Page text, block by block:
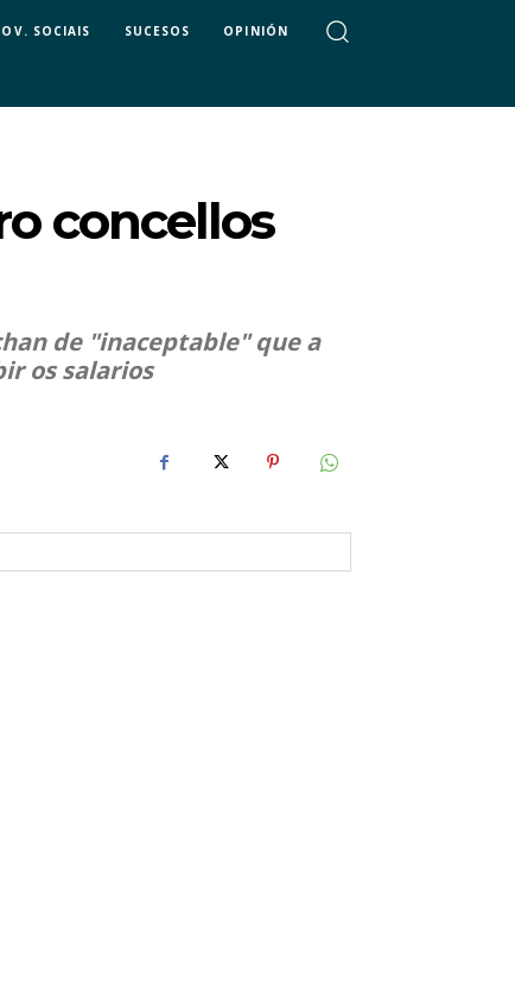
SOCIAIS SUCESOS OPINIÓN
concellos
de "inaceptable" que a
os salarios